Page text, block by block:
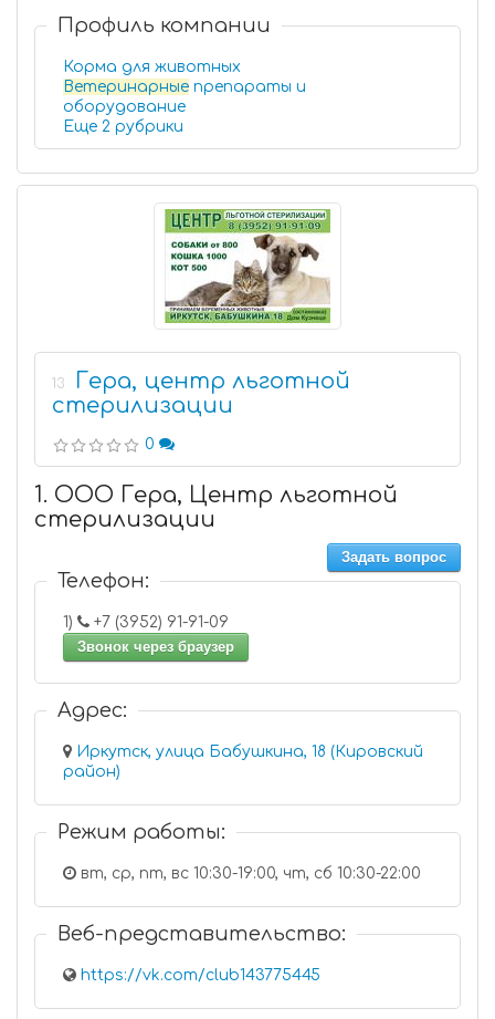
Профиль компании
Корма для животных
Ветеринарные препараты и
оборудование
Еще 2 рубрики
13
Гера, центр льготной
стерилизации
0
1. ООО Гера, Центр льготной
стерилизации
Задать вопрос
Телефон:
1)
+7 (3952) 91-91-09
Звонок через браузер
Адрес:
Иркутск, улица Бабушкина, 18 (Кировский
район)
Режим работы:
вт, ср, пт, вс 10:30-19:00, чт, сб 10:30-22:00
Веб-представительство:
https://vk.com/club143775445